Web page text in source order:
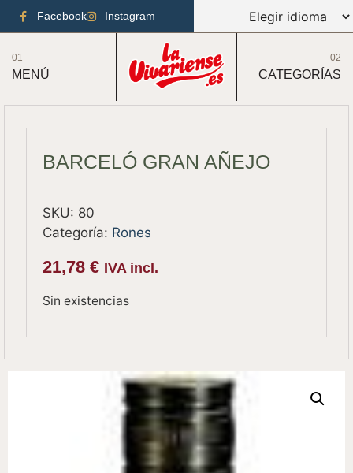
Facebook Instagram
01
MENÚ
02
CATEGORÍAS
BARCELÓ GRAN AÑEJO
SKU: 80
Categoría: Rones
21,78€ IVA incl.
Sin existencias